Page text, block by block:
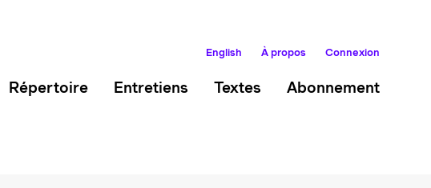
English À propos Connexion
Répertoire Entretiens Textes Abonnement